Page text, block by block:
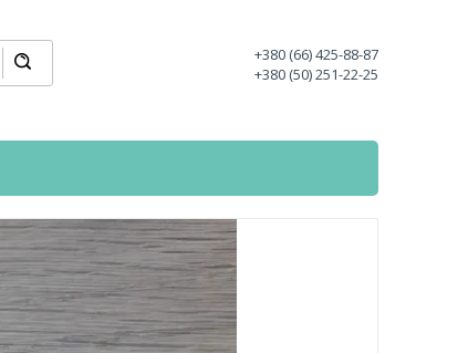
+380 (66) 425-88-87
+380 (50) 251-22-25